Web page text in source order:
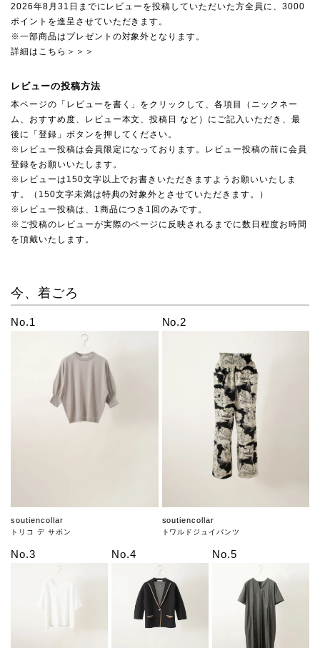
2026年8月31日までにレビューを投稿していただいた方全員に、3000
ポイントを進呈させていただきます。
※一部商品はプレゼントの対象外となります。
詳細はこちら＞＞＞
レビューの投稿方法
本ページの「レビューを書く」をクリックして、各項目（ニックネー
ム、おすすめ度、レビュー本文、投稿日 など）にご記入いただき、最
後に「登録」ボタンを押してください。
※レビュー投稿は会員限定になっております。レビュー投稿の前に会員
登録をお願いいたします。
※レビューは150文字以上でお書きいただきますようお願いいたしま
す。（150文字未満は特典の対象外とさせていただきます。）
※レビュー投稿は、1商品につき1回のみです。
※ご投稿のレビューが実際のページに反映されるまでに数日程度お時間
を頂戴いたします。
今、着ごろ
No.1
soutiencollar
トリコ デ サボン
No.2
soutiencollar
トワルドジュイパンツ
No.3 No.4 No.5